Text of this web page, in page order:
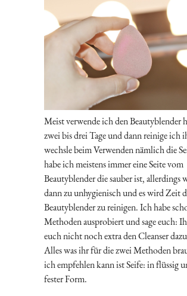
Meist verwende ich den Beautyblender
zwei bis drei Tage und dann reinige ich
wechsle beim Verwenden nämlich die
habe ich meistens immer eine Seite vom
Beautyblender die sauber ist, allerdings
dann zu unhygienisch und es wird Zeit
Beautyblender zu reinigen. Ich habe
Methoden ausprobiert und sage euch:
euch nicht noch extra den Cleanser
Alles was ihr für die zwei Methoden
ich empfehlen kann ist Seife: in flüssig
fester Form.